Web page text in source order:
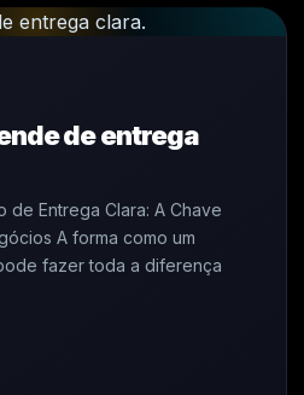
de entrega
de Entrega Clara: A Chave
A forma como um
fazer toda a diferença